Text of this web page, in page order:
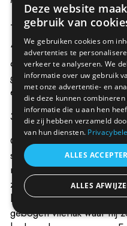
-
“
Weer regenbui. Nog
die balanceert op een
geslagen. Als de wind
en neer. Nu wachten.”
3. Rechteroever
Omstreeks 20.30u breekt
steekt hij de Lijsterbeek
maken voor de pick-up
zich ondertussen al stevig
horizon geschurkt.
gebogen vliertak waar hij
Deze website
gebruik van
We gebruiken cookies om
advertenties te
verkeer te analyseren. We
informatie over uw gebruik
met onze advertentie- en
die deze kunnen
informatie die u aan hen
die zij hebben verzameld
van hun diensten.
ALLES
ALLES